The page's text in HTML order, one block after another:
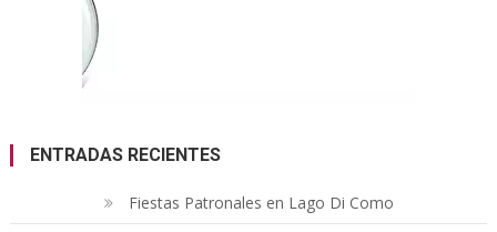
ENTRADAS RECIENTES
Fiestas Patronales en Lago Di Como